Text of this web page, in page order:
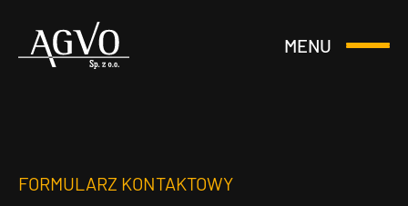
Header
MENU
Otwórz
FORMULARZ KONTAKTOWY